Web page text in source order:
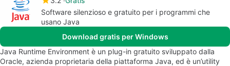
Software silenzioso e gratuito per i programmi che
usano Java
Download gratis per Windows
Java Runtime Environment è un plug-in gratuito sviluppato dalla
Oracle, azienda proprietaria della piattaforma Java, ed è un’utility